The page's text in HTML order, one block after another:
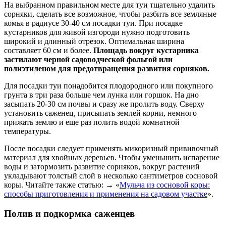
На выбранном правильном месте для туи тщательно удалить
сорняки, сделать все возможное, чтобы разбить все земляные
комья в радиусе 30-40 см посадки туи. При посадке
кустарников для живой изгороди нужно подготовить
широкий и длинный отрезок. Оптимальная ширина
составляет 60 см и более. Площадь вокруг кустарника
застилают черной садоводческой фольгой или
полиэтиленом для предотвращения развития сорняков.
Для посадки туи понадобится плодородного или покупного
грунта в три раза больше чем лунка или горшок. На дно
засыпать 20-30 см почвы и сразу же пролить воду. Сверху
установить саженец, присыпать землей корни, немного
прижать землю и еще раз полить водой комнатной
температуры.
После посадки следует применять микоризный прививочный
материал для хвойных деревьев. Чтобы уменьшить испарение
воды и затормозить развитие сорняков, вокруг растений
укладывают толстый слой в несколько сантиметров сосновой
коры. Читайте также статью: → «Мульча из сосновой коры:
способы приготовления и применения на садовом участке».
Полив и подкормка саженцев